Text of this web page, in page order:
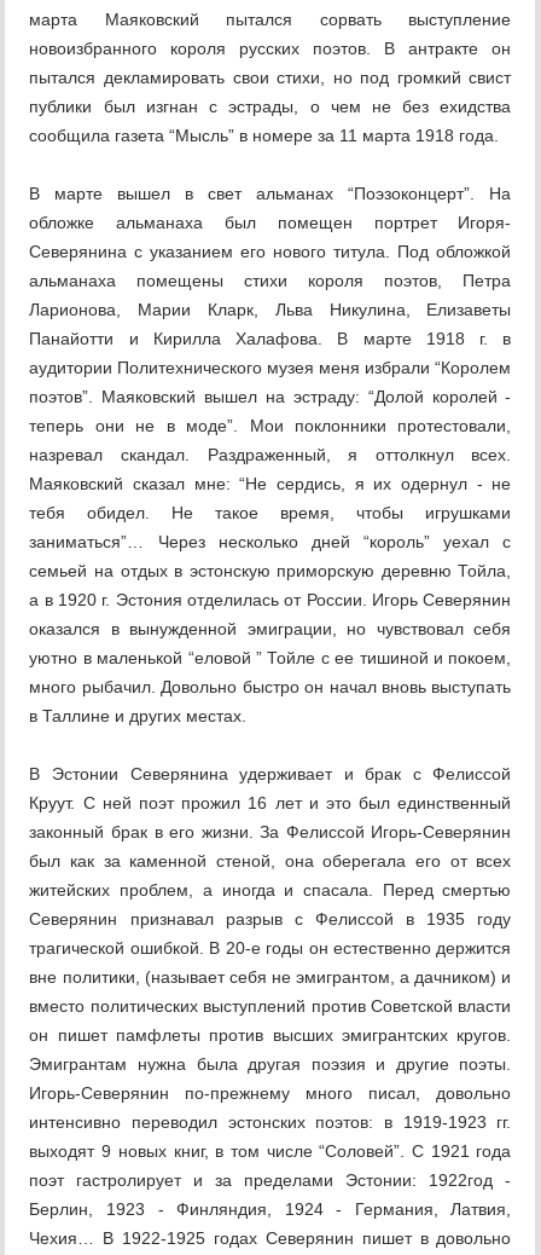
марта Маяковский пытался сорвать выступление
новоизбранного короля русских поэтов. В антракте он
пытался декламировать свои стихи, но под громкий свист
публики был изгнан с эстрады, о чем не без ехидства
сообщила газета “Мысль” в номере за 11 марта 1918 года.
В марте вышел в свет альманах “Поэзоконцерт”. На
обложке альманаха был помещен портрет Игоря-
Северянина с указанием его нового титула. Под обложкой
альманаха помещены стихи короля поэтов, Петра
Ларионова, Марии Кларк, Льва Никулина, Елизаветы
Панайотти и Кирилла Халафова. В марте 1918 г. в
аудитории Политехнического музея меня избрали “Королем
поэтов”. Маяковский вышел на эстраду: “Долой королей -
теперь они не в моде”. Мои поклонники протестовали,
назревал скандал. Раздраженный, я оттолкнул всех.
Маяковский сказал мне: “Не сердись, я их одернул - не
тебя обидел. Не такое время, чтобы игрушками
заниматься”… Через несколько дней “король” уехал с
семьей на отдых в эстонскую приморскую деревню Тойла,
а в 1920 г. Эстония отделилась от России. Игорь Северянин
оказался в вынужденной эмиграции, но чувствовал себя
уютно в маленькой “еловой ” Тойле с ее тишиной и покоем,
много рыбачил. Довольно быстро он начал вновь выступать
в Таллине и других местах.
В Эстонии Северянина удерживает и брак с Фелиcсой
Круут. С ней поэт прожил 16 лет и это был единственный
законный брак в его жизни. За Фелиссой Игорь-Северянин
был как за каменной стеной, она оберегала его от всех
житейских проблем, а иногда и спасала. Перед смертью
Северянин признавал разрыв с Фелиссой в 1935 году
трагической ошибкой. В 20-е годы он естественно держится
вне политики, (называет себя не эмигрантом, а дачником) и
вместо политических выступлений против Советской власти
он пишет памфлеты против высших эмигрантских кругов.
Эмигрантам нужна была другая поэзия и другие поэты.
Игорь-Северянин по-прежнему много писал, довольно
интенсивно переводил эстонских поэтов: в 1919-1923 гг.
выходят 9 новых книг, в том числе “Соловей”. С 1921 года
поэт гастролирует и за пределами Эстонии: 1922год -
Берлин, 1923 - Финляндия, 1924 - Германия, Латвия,
Чехия… В 1922-1925 годах Северянин пишет в довольно